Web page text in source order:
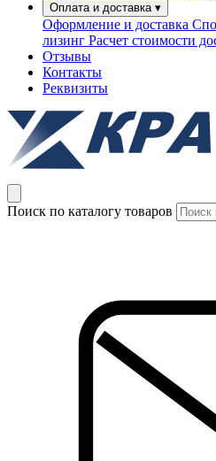
Оплата и доставка ▾
Оформление и доставка
лизинг Расчет стоимости
Отзывы
Контакты
Реквизиты
Поиск по каталогу товаров